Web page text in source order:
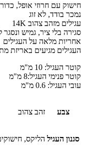
חישוק עם חרוזי אופל,
נמכר בודד, לא זוג
עגילים מזהב צהוב 14K
סגירה בלי ציר, גמיש ונסגר
אחריות מלאה על העגילים
העגילים מגיעים באריזת
קוטר העגיל: 10 מ"מ
קוטר פנימי העגיל:8 מ"מ
עובי העגיל: 0.6 מ"מ
צבע זהב צהוב
סגנון העגיל הליקס,